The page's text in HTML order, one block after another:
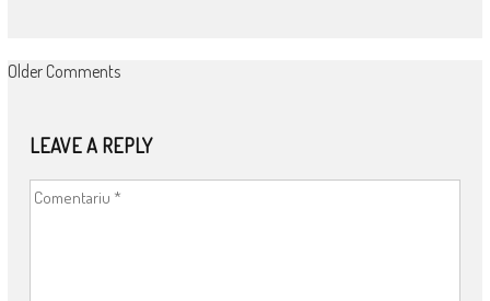
COMMENT
Older Comments
LEAVE A REPLY